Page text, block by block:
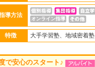
導方法
オンライン指導
特徴 大手学習塾、地域密着塾
で安心のスタート♪